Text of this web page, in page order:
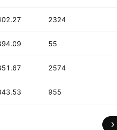
2324
B
55
B
2574
B
955
B